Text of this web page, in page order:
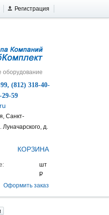
Регистрация
(812) 318-40-
29-59
Санкт-
Луначарского, д.
КОРЗИНА
Оформить заказ